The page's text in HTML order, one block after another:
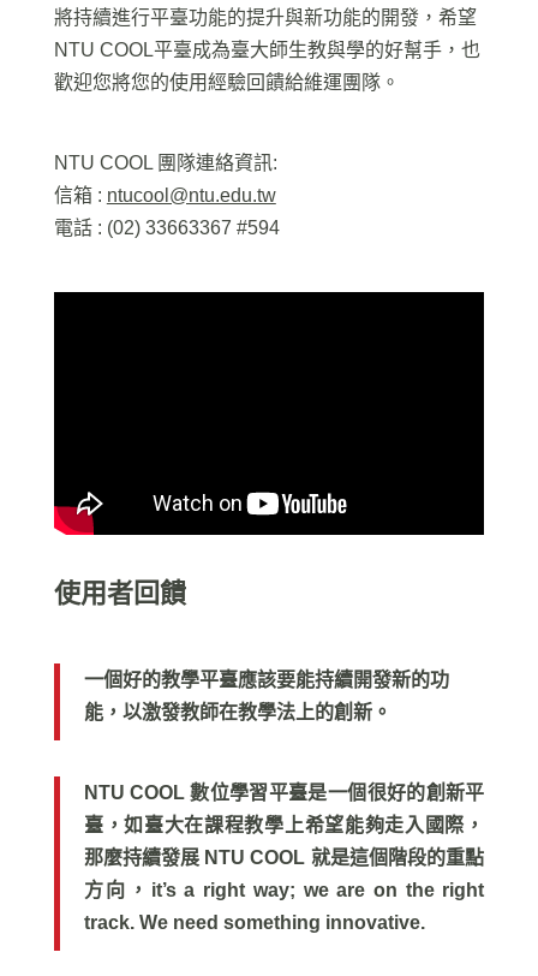
將持續進行平臺功能的提升與新功能的開發，希望
NTU COOL平臺成為臺大師生教與學的好幫手，也
歡迎您將您的使用經驗回饋給維運團隊。
NTU COOL 團隊連絡資訊:
信箱 : ntucool@ntu.edu.tw
電話 : (02) 33663367 #594
使用者回饋
一個好的教學平臺應該要能持續開發新的功
能，以激發教師在教學法上的創新。
NTU COOL 數位學習平臺是一個很好的創新平
臺，如臺大在課程教學上希望能夠走入國際，
那麼持續發展 NTU COOL 就是這個階段的重點
方向，it’s a right way; we are on the right
track. We need something innovative.